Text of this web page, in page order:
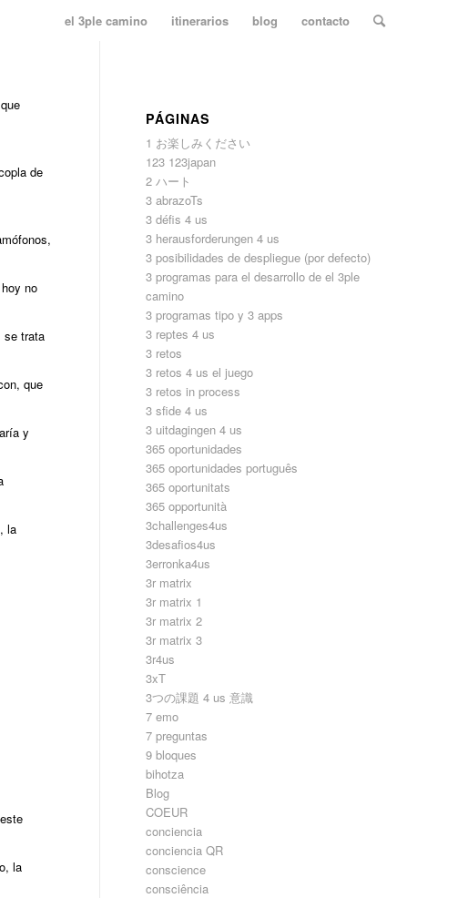
el 3ple camino itinerarios blog contacto
de
no
se trata
que
y
la
la
PÁGINAS
1 お楽しみください
123 123japan
2 ハート
3 abrazoTs
3 défis 4 us
3 herausforderungen 4 us
3 posibilidades de despliegue (por defecto)
3 programas para el desarrollo de el 3ple
camino
3 programas tipo y 3 apps
3 reptes 4 us
3 retos
3 retos 4 us el juego
3 retos in process
3 sfide 4 us
3 uitdagingen 4 us
365 oportunidades
365 oportunidades português
365 oportunitats
365 opportunità
3challenges4us
3desafios4us
3erronka4us
3r matrix
3r matrix 1
3r matrix 2
3r matrix 3
3r4us
3xT
3つの課題 4 us 意識
7 emo
7 preguntas
9 bloques
bihotza
Blog
COEUR
conciencia
conciencia QR
conscience
consciência